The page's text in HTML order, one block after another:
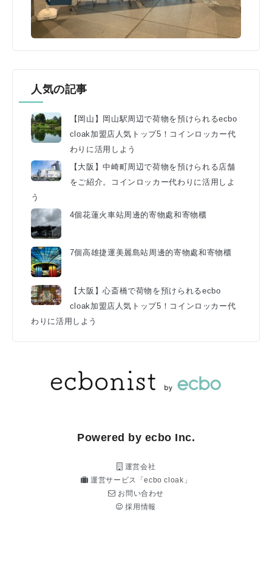
人気の記事
【岡山】岡山駅周辺で荷物を預けられるecbo
cloak加盟店人気トップ5！コインロッカー代
わりに活用しよう
【大阪】中崎町周辺で荷物を預けられる店舗
をご紹介。コインロッカー代わりに活用しよ
う
4個花蓮火車站周邊的寄物處和寄物櫃
7個高雄捷運美麗島站周邊的寄物處和寄物櫃
【大阪】心斎橋で荷物を預けられるecbo
cloak加盟店人気トップ5！コインロッカー代
わりに活用しよう
Powered by ecbo Inc.
運営会社
運営サービス「ecbo cloak」
お問い合わせ
採用情報